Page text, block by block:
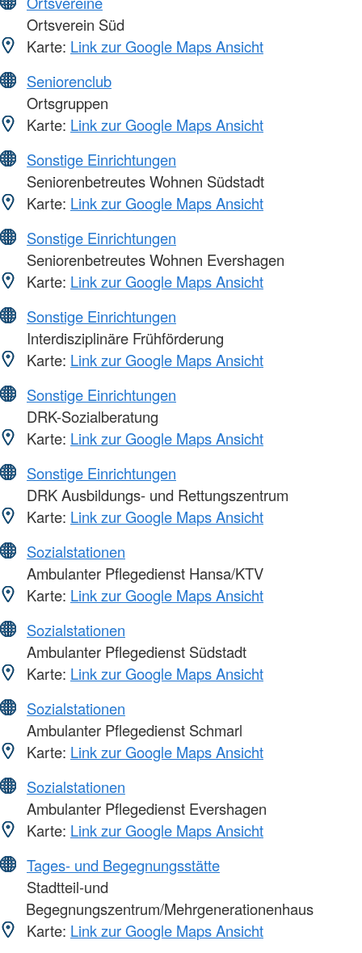
Ortsverein Süd
Karte: Link zur Google Maps Ansicht
Seniorenclub
Ortsgruppen
Karte: Link zur Google Maps Ansicht
Sonstige Einrichtungen
Seniorenbetreutes Wohnen Südstadt
Karte: Link zur Google Maps Ansicht
Sonstige Einrichtungen
Seniorenbetreutes Wohnen Evershagen
Karte: Link zur Google Maps Ansicht
Sonstige Einrichtungen
Interdisziplinäre Frühförderung
Karte: Link zur Google Maps Ansicht
Sonstige Einrichtungen
DRK-Sozialberatung
Karte: Link zur Google Maps Ansicht
Sonstige Einrichtungen
DRK Ausbildungs- und Rettungszentrum
Karte: Link zur Google Maps Ansicht
Sozialstationen
Ambulanter Pflegedienst Hansa/KTV
Karte: Link zur Google Maps Ansicht
Sozialstationen
Ambulanter Pflegedienst Südstadt
Karte: Link zur Google Maps Ansicht
Sozialstationen
Ambulanter Pflegedienst Schmarl
Karte: Link zur Google Maps Ansicht
Sozialstationen
Ambulanter Pflegedienst Evershagen
Karte: Link zur Google Maps Ansicht
Tages- und Begegnungsstätte
Stadtteil-und
Begegnungszentrum/Mehrgenerationenhaus
Karte: Link zur Google Maps Ansicht